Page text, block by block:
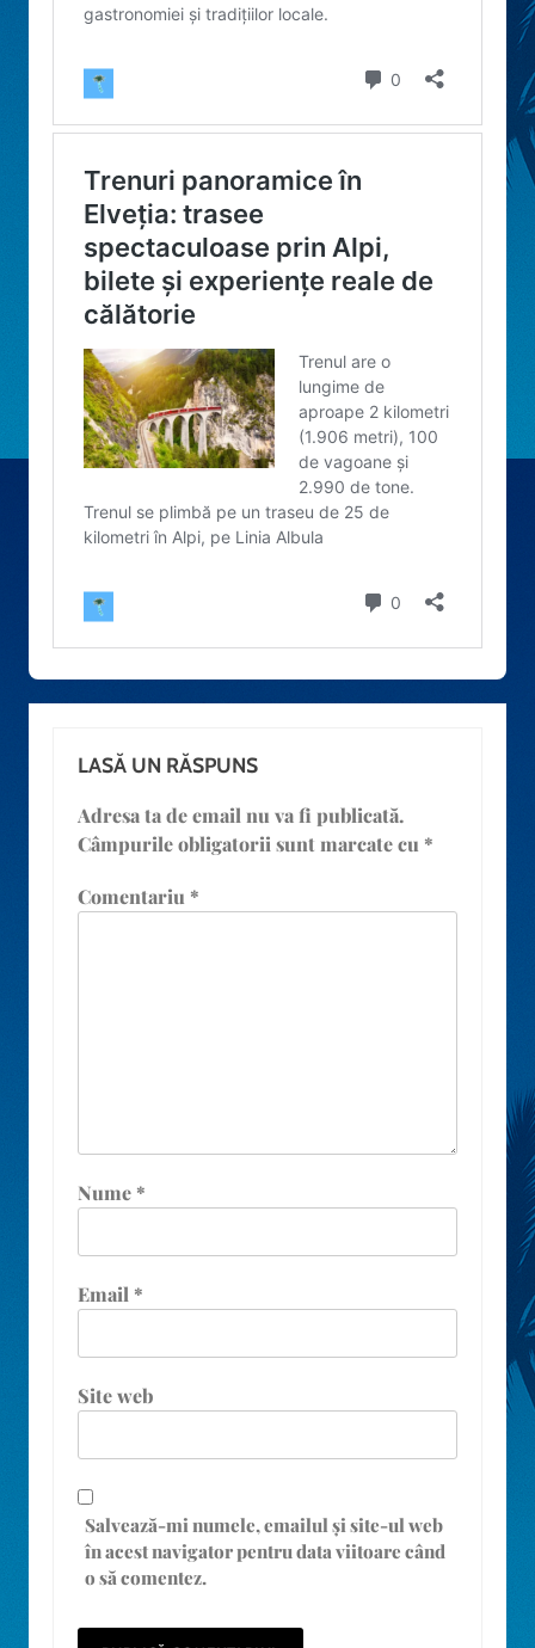
LASĂ UN RĂSPUNS
Adresa ta de email nu va fi publicată.
Câmpurile obligatorii sunt marcate cu *
Comentariu *
Nume *
Email *
Site web
Salvează-mi numele, emailul și site-ul web
în acest navigator pentru data viitoare când
o să comentez.